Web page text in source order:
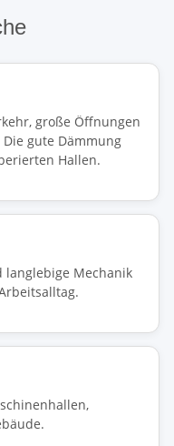
große Öffnungen
gute Dämmung
Hallen.
langlebige Mechanik